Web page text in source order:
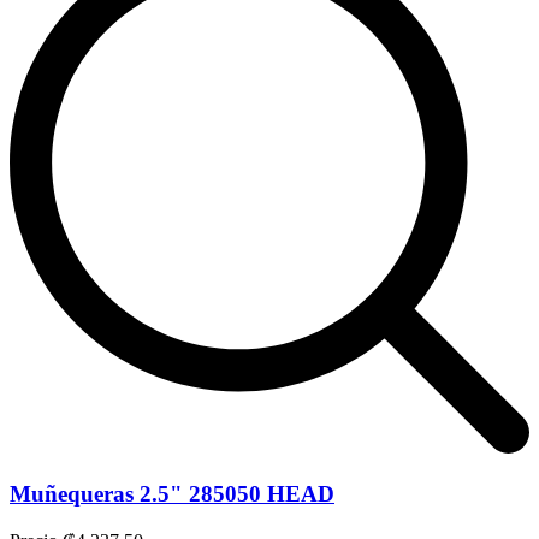
Muñequeras 2.5" 285050 HEAD